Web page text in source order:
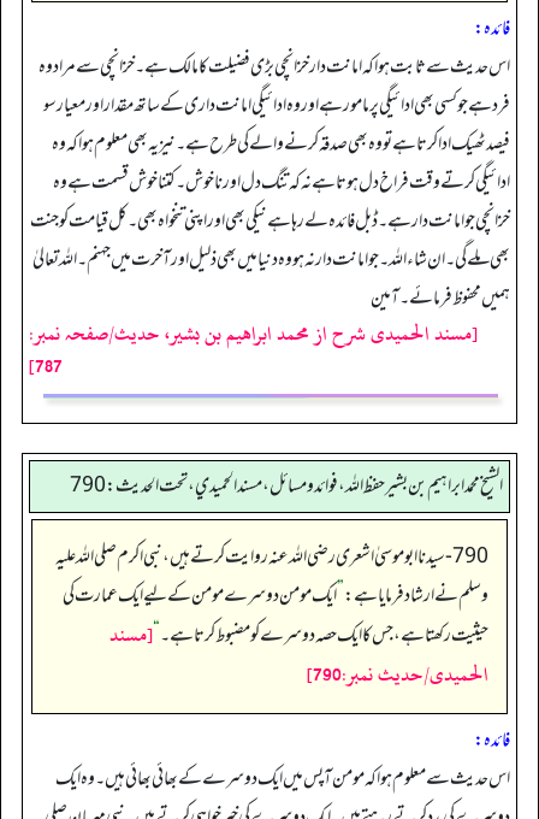
فائدہ:
اس حدیث سے ثابت ہوا کہ امانت دارخزانچی بڑی فضیلت کا مالک ہے۔ خزانچی سے مراد وہ
فرد ہے جو کسی بھی ادائیگی پر مامور ہے اور وہ ادائیگی امانت داری کے ساتھ مقدار اور معیار سو
فیصد ٹھیک ادا کرتا ہے تو وہ بھی صدقہ کرنے والے کی طرح ہے۔ نیز یہ بھی معلوم ہوا کہ وہ
ادائیگی کرتے وقت فراخ دل ہوتا ہے نہ کہ تنگ دل اور نا خوش۔ کتنا خوش قسمت ہے وہ
خزانچی جوامانت دار ہے۔ ڈبل فائدہ لے رہا ہے نیکی بھی اور اپنی تنخواہ بھی۔ کل قیامت کو جنت
بھی ملے گی۔ ان شاء اللہ۔ جو امانت دار نہ ہو وہ دنیا میں بھی ذلیل اور آخرت میں جہنم۔ اللہ تعالیٰ
ہمیں محفوظ فرمائے۔ آمین
[مسند الحمیدی شرح از محمد ابراهيم بن بشير، حدیث/صفحہ نمبر:
787]
الشيخ محمد ابراهيم بن بشير حفظ الله، فوائد و مسائل، مسند الحميدي، تحت الحديث:790
790- سیدنا ابوموسیٰ اشعری رضی اللہ عنہ روایت کرتے ہیں، نبی اکرم صلی اللہ علیہ
وسلم نے ارشاد فرمایا ہے:”ایک مومن دوسرے مومن کے لیے ایک عمارت کی
حیثیت رکھتا ہے، جس کا ایک حصہ دوسرے کو مضبوط کرتا ہے۔‏‏‏‏“[مسند
الحمیدی/حدیث نمبر:790]
فائدہ:
اس حدیث سے معلوم ہوا کہ مومن آپس میں ایک دوسرے کے بھائی بھائی ہیں۔ وہ ایک